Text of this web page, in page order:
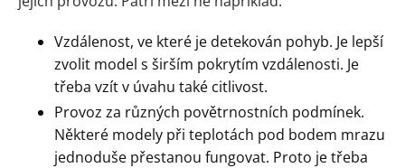
Vzdálenost, ve které je detekován pohyb. Je lepší
zvolit model s širším pokrytím vzdálenosti. Je
třeba vzít v úvahu také citlivost.
Provoz za různých povětrnostních podmínek.
Některé modely při teplotách pod bodem mrazu
jednoduše přestanou fungovat. Proto je třeba